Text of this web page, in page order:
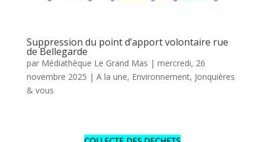
Suppression du point d’apport volontaire rue
de Bellegarde
par Médiathèque Le Grand Mas | mercredi, 26
novembre 2025 | A la une, Environnement, Jonquières
& vous